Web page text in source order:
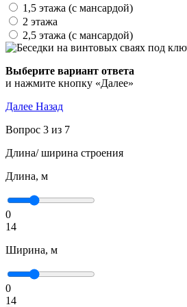
1,5 этажа (с мансардой)
2 этажа
2,5 этажа (с мансардой)
Выберите вариант ответа
и нажмите кнопку «Далее»
Далее Назад
Вопрос 3 из 7
Длина/ ширина строения
Длина, м
0
14
Ширина, м
0
14